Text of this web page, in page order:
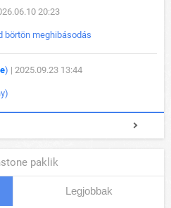
20:23
börtön meghibásodás
) | 2025.09.23 13:44
paklik
Legjobbak